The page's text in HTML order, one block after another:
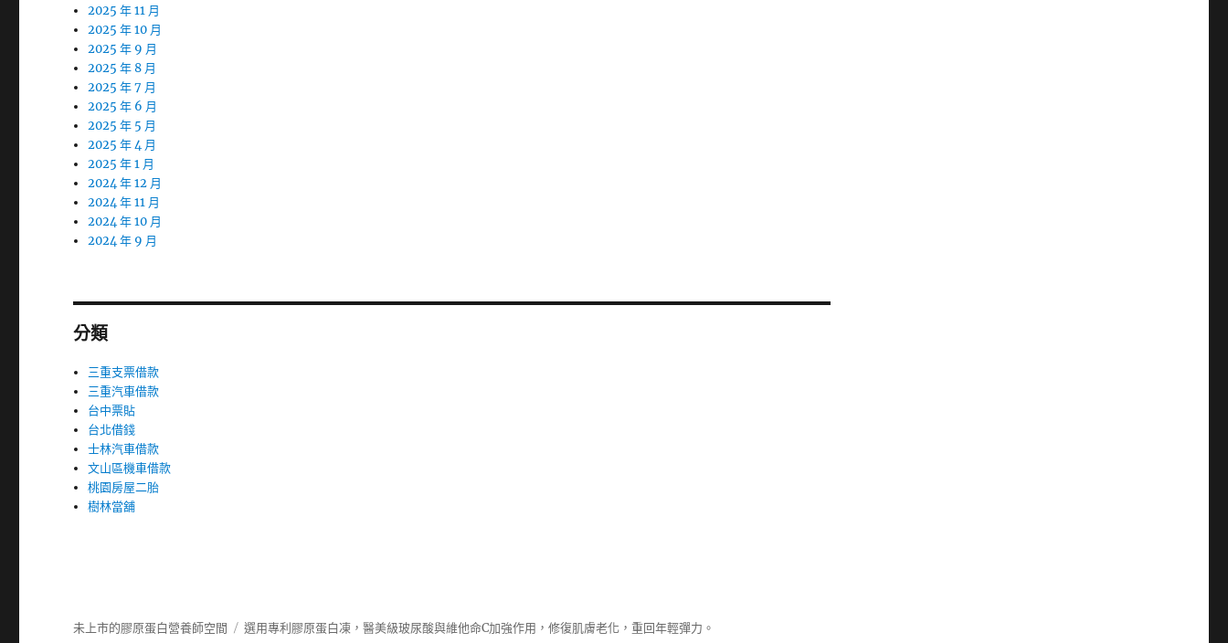
2025 年 11 月
2025 年 10 月
2025 年 9 月
2025 年 8 月
2025 年 7 月
2025 年 6 月
2025 年 5 月
2025 年 4 月
2025 年 1 月
2024 年 12 月
2024 年 11 月
2024 年 10 月
2024 年 9 月
分類
三重支票借款
三重汽車借款
台中票貼
台北借錢
士林汽車借款
文山區機車借款
桃園房屋二胎
樹林當舖
未上市的膠原蛋白營養師空間 選用專利膠原蛋白凍，醫美級玻尿酸與維他命C加強作用，修復肌膚老化，重回年輕彈力。